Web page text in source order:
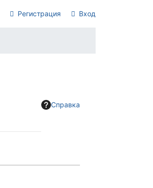
Регистрация Вход
Справка